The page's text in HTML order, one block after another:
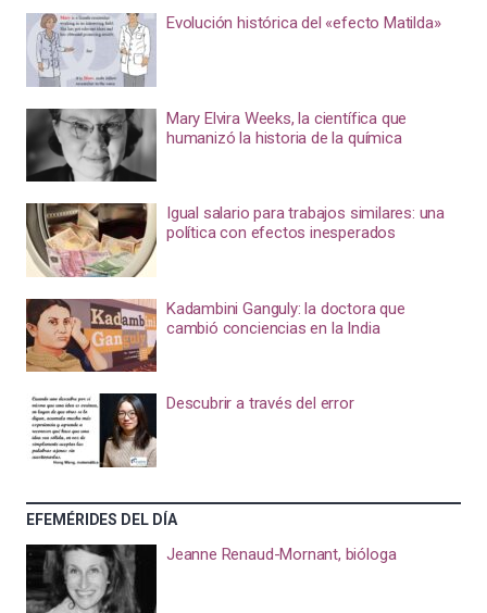
Evolución histórica del «efecto Matilda»
Mary Elvira Weeks, la científica que
humanizó la historia de la química
Igual salario para trabajos similares: una
política con efectos inesperados
Kadambini Ganguly: la doctora que
cambió conciencias en la India
Descubrir a través del error
EFEMÉRIDES DEL DÍA
Jeanne Renaud-Mornant, bióloga